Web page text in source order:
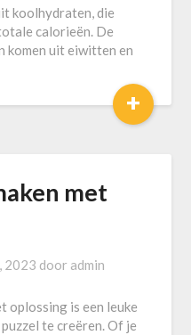
koolhydraten, die
calorieën. De
komen uit eiwitten en
+
met
2023 door admin
oplossing is een leuke
te creëren. Of je